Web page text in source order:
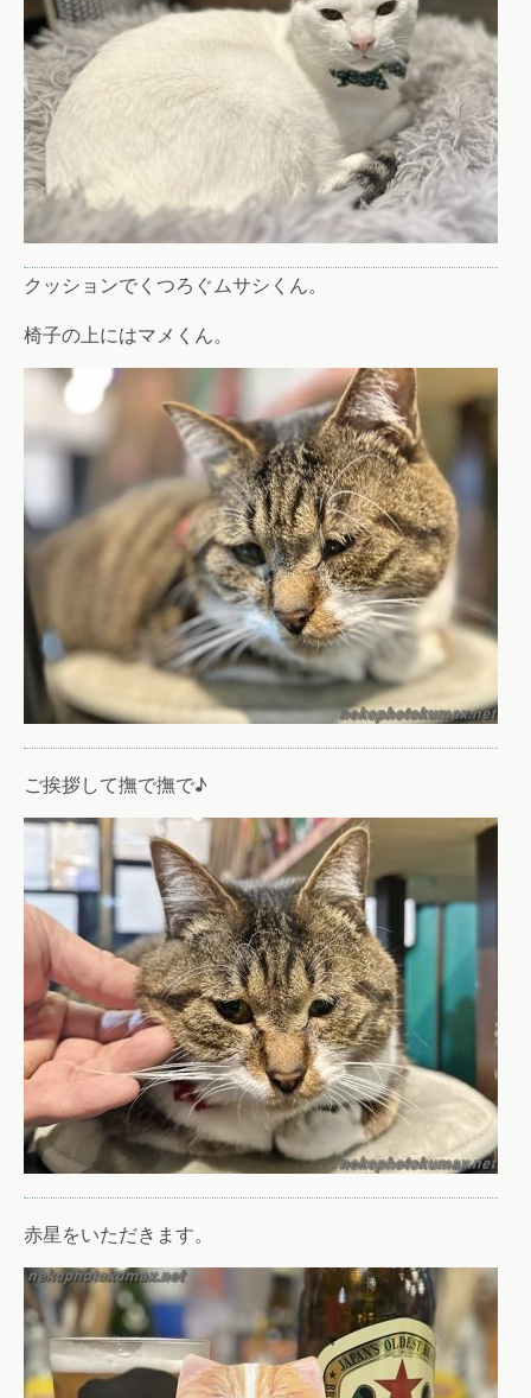
クッションでくつろぐムサシくん。
椅子の上にはマメくん。
ご挨拶して撫で撫で♪
赤星をいただきます。